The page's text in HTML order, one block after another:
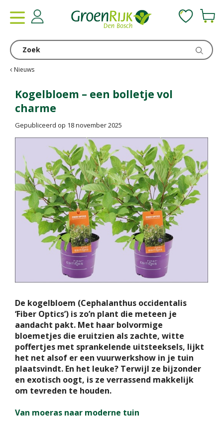
Nieuws
Kogelbloem – een bolletje vol
charme
Gepubliceerd op 18 november 2025
De kogelbloem (Cephalanthus occidentalis
‘Fiber Optics’) is zo’n plant die meteen je
aandacht pakt. Met haar bolvormige
bloemetjes die eruitzien als zachte, witte
poffertjes met sprankelende uitsteeksels, lijkt
het net alsof er een vuurwerkshow in je tuin
plaatsvindt. En het leuke? Terwijl ze bijzonder
en exotisch oogt, is ze verrassend makkelijk
om tevreden te houden.
Van moeras naar moderne tuin